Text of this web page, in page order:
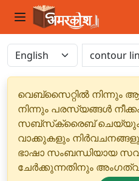
വെബ്‌സൈറ്റിൽ നിന്നും
നിന്നും പരസ്യങ്ങൾ
സബ്‌സ്‌ക്രൈബ്
വാക്കുകളും
ഭാഷാ സംബന്ധിയായ
ചേർക്കുന്നതിനും